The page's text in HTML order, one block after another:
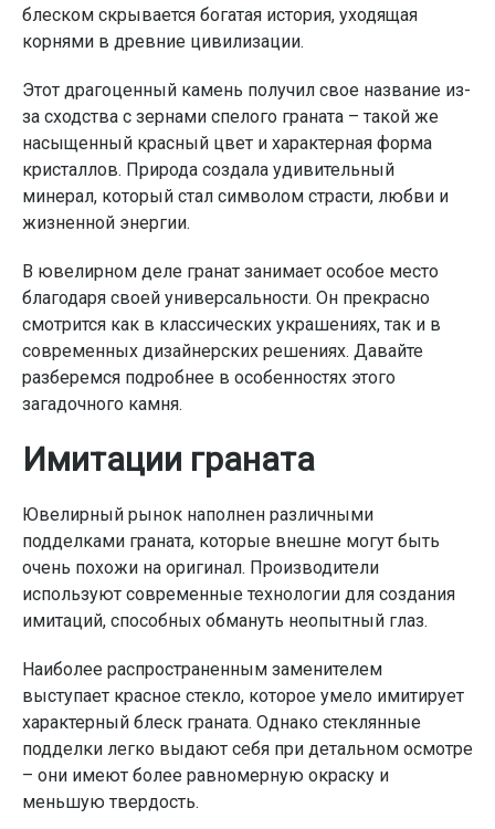
блеском скрывается богатая история, уходящая
корнями в древние цивилизации.
Этот драгоценный камень получил свое название из-
за сходства с зернами спелого граната – такой же
насыщенный красный цвет и характерная форма
кристаллов. Природа создала удивительный
минерал, который стал символом страсти, любви и
жизненной энергии.
В ювелирном деле гранат занимает особое место
благодаря своей универсальности. Он прекрасно
смотрится как в классических украшениях, так и в
современных дизайнерских решениях. Давайте
разберемся подробнее в особенностях этого
загадочного камня.
Имитации граната
Ювелирный рынок наполнен различными
подделками граната, которые внешне могут быть
очень похожи на оригинал. Производители
используют современные технологии для создания
имитаций, способных обмануть неопытный глаз.
Наиболее распространенным заменителем
выступает красное стекло, которое умело имитирует
характерный блеск граната. Однако стеклянные
подделки легко выдают себя при детальном осмотре
– они имеют более равномерную окраску и
меньшую твердость.